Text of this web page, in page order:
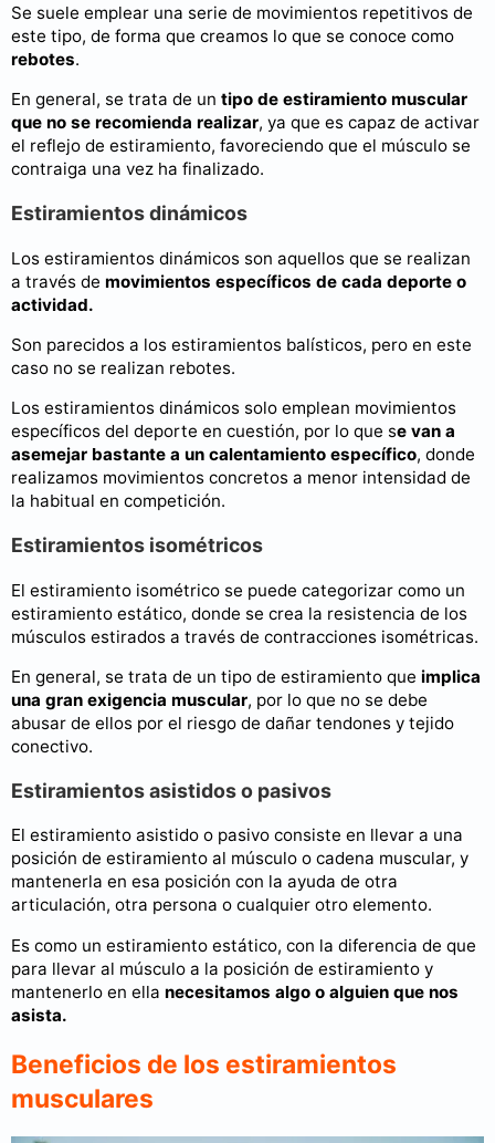
Se suele emplear una serie de movimientos repetitivos de
este tipo, de forma que creamos lo que se conoce como
rebotes.
En general, se trata de un tipo de estiramiento muscular
que no se recomienda realizar, ya que es capaz de activar
el reflejo de estiramiento, favoreciendo que el músculo se
contraiga una vez ha finalizado.
Estiramientos dinámicos
Los estiramientos dinámicos son aquellos que se realizan
a través de movimientos específicos de cada deporte o
actividad.
Son parecidos a los estiramientos balísticos, pero en este
caso no se realizan rebotes.
Los estiramientos dinámicos solo emplean movimientos
específicos del deporte en cuestión, por lo que se van a
asemejar bastante a un calentamiento específico, donde
realizamos movimientos concretos a menor intensidad de
la habitual en competición.
Estiramientos isométricos
El estiramiento isométrico se puede categorizar como un
estiramiento estático, donde se crea la resistencia de los
músculos estirados a través de contracciones isométricas.
En general, se trata de un tipo de estiramiento que implica
una gran exigencia muscular, por lo que no se debe
abusar de ellos por el riesgo de dañar tendones y tejido
conectivo.
Estiramientos asistidos o pasivos
El estiramiento asistido o pasivo consiste en llevar a una
posición de estiramiento al músculo o cadena muscular, y
mantenerla en esa posición con la ayuda de otra
articulación, otra persona o cualquier otro elemento.
Es como un estiramiento estático, con la diferencia de que
para llevar al músculo a la posición de estiramiento y
mantenerlo en ella necesitamos algo o alguien que nos
asista.
Beneficios de los estiramientos
musculares